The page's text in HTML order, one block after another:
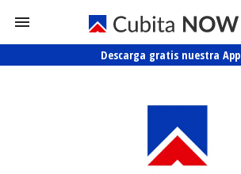
Descarga gratis nuestra App